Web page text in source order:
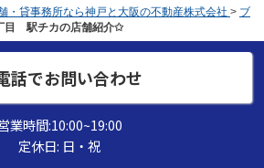
・貸事務所なら神戸と大阪の不動産株式会社 > ブ
目 駅チカの店舗紹介✩
話でお問い合わせ
業時間:10:00~19:00
定休日: 日・祝